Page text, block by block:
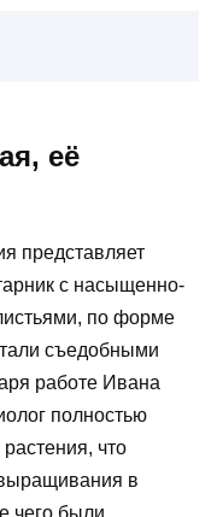
её
представляет
с насыщенно-
по форме
съедобными
работе Ивана
полностью
что
в